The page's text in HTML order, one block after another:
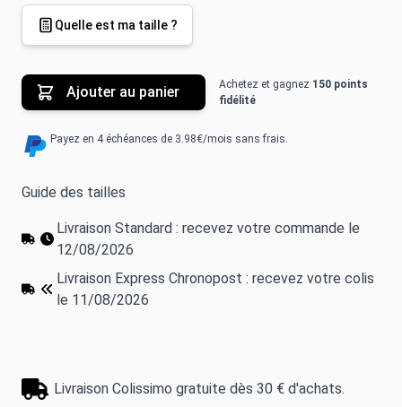
Quelle est ma taille ?
Ajouter au panier Achetez et gagnez 150 points
fidélité
Payez en 4 échéances de 3.98€/mois sans frais.
Guide des tailles
Livraison Standard : recevez votre commande le
12/08/2026
Livraison Express Chronopost : recevez votre colis
le 11/08/2026
Livraison Colissimo gratuite dès 30 € d'achats.